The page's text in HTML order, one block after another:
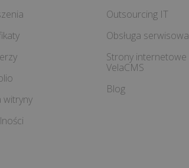
witryny
Outsourcing IT
Obsługa serwisowa
Strony internetowe
VelaCMS
Blog